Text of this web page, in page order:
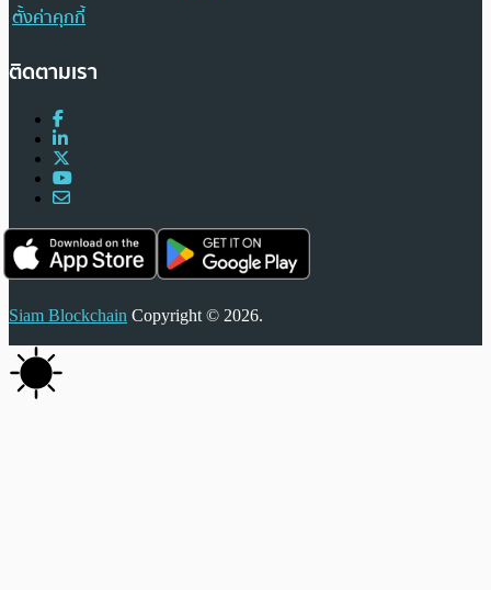
ตั้งค่าคุกกี้
ติดตามเรา
Siam Blockchain Copyright © 2026.